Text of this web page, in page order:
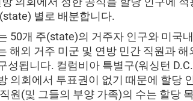
별로 배분합니다.
50개 주(state)의 거주자 인구와 미국
해외 거주 미군 및 연방 민간 직원과
성됩니다. 컬럼비아 특별구(워싱턴
의회에서 투표권이 없기 때문에 할당
원(및 그들의 부양 가족)의 수는 할당